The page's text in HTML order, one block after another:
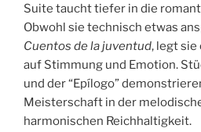
Suite taucht tiefer in die
Obwohl sie technisch etwas
Cuentos de la juventud, legt sie
auf Stimmung und Emotion.
und der “Epílogo”
Meisterschaft in der
harmonischen Reichhaltigkeit.